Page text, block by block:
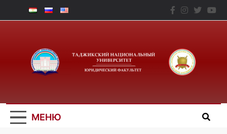
Перейти
к
Юридический
Факальтет – ТНУ
МЕНЮ